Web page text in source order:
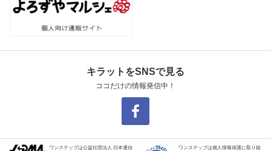
キラットをSNSで見る
ココだけの情報発信中！
ワンステップは公益社団法人 日本通信
ワンステップは個人情報保護に取り組